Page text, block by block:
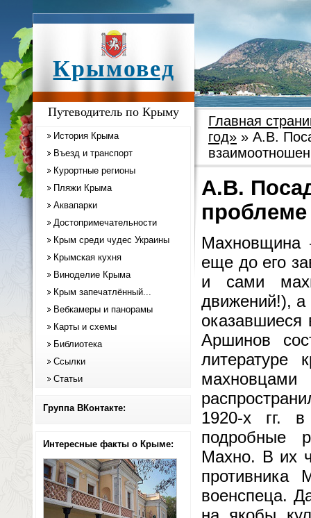
Крымовед
Путеводитель по Крыму
История Крыма
Въезд и транспорт
Курортные регионы
Пляжи Крыма
Аквапарки
Достопримечательности
Крым среди чудес Украины
Крымская кухня
Виноделие Крыма
Крым запечатлённый...
Вебкамеры и панорамы
Карты и схемы
Библиотека
Ссылки
Статьи
Группа ВКонтакте:
Интересные факты о Крыме:
Главная
год» » А.В.
А.В.
Махновщина
еще до его
и сами
движений!), а
Аршинов
литературе
1920-х гг. в
подробные
Махно. В их
противника
военспеца.